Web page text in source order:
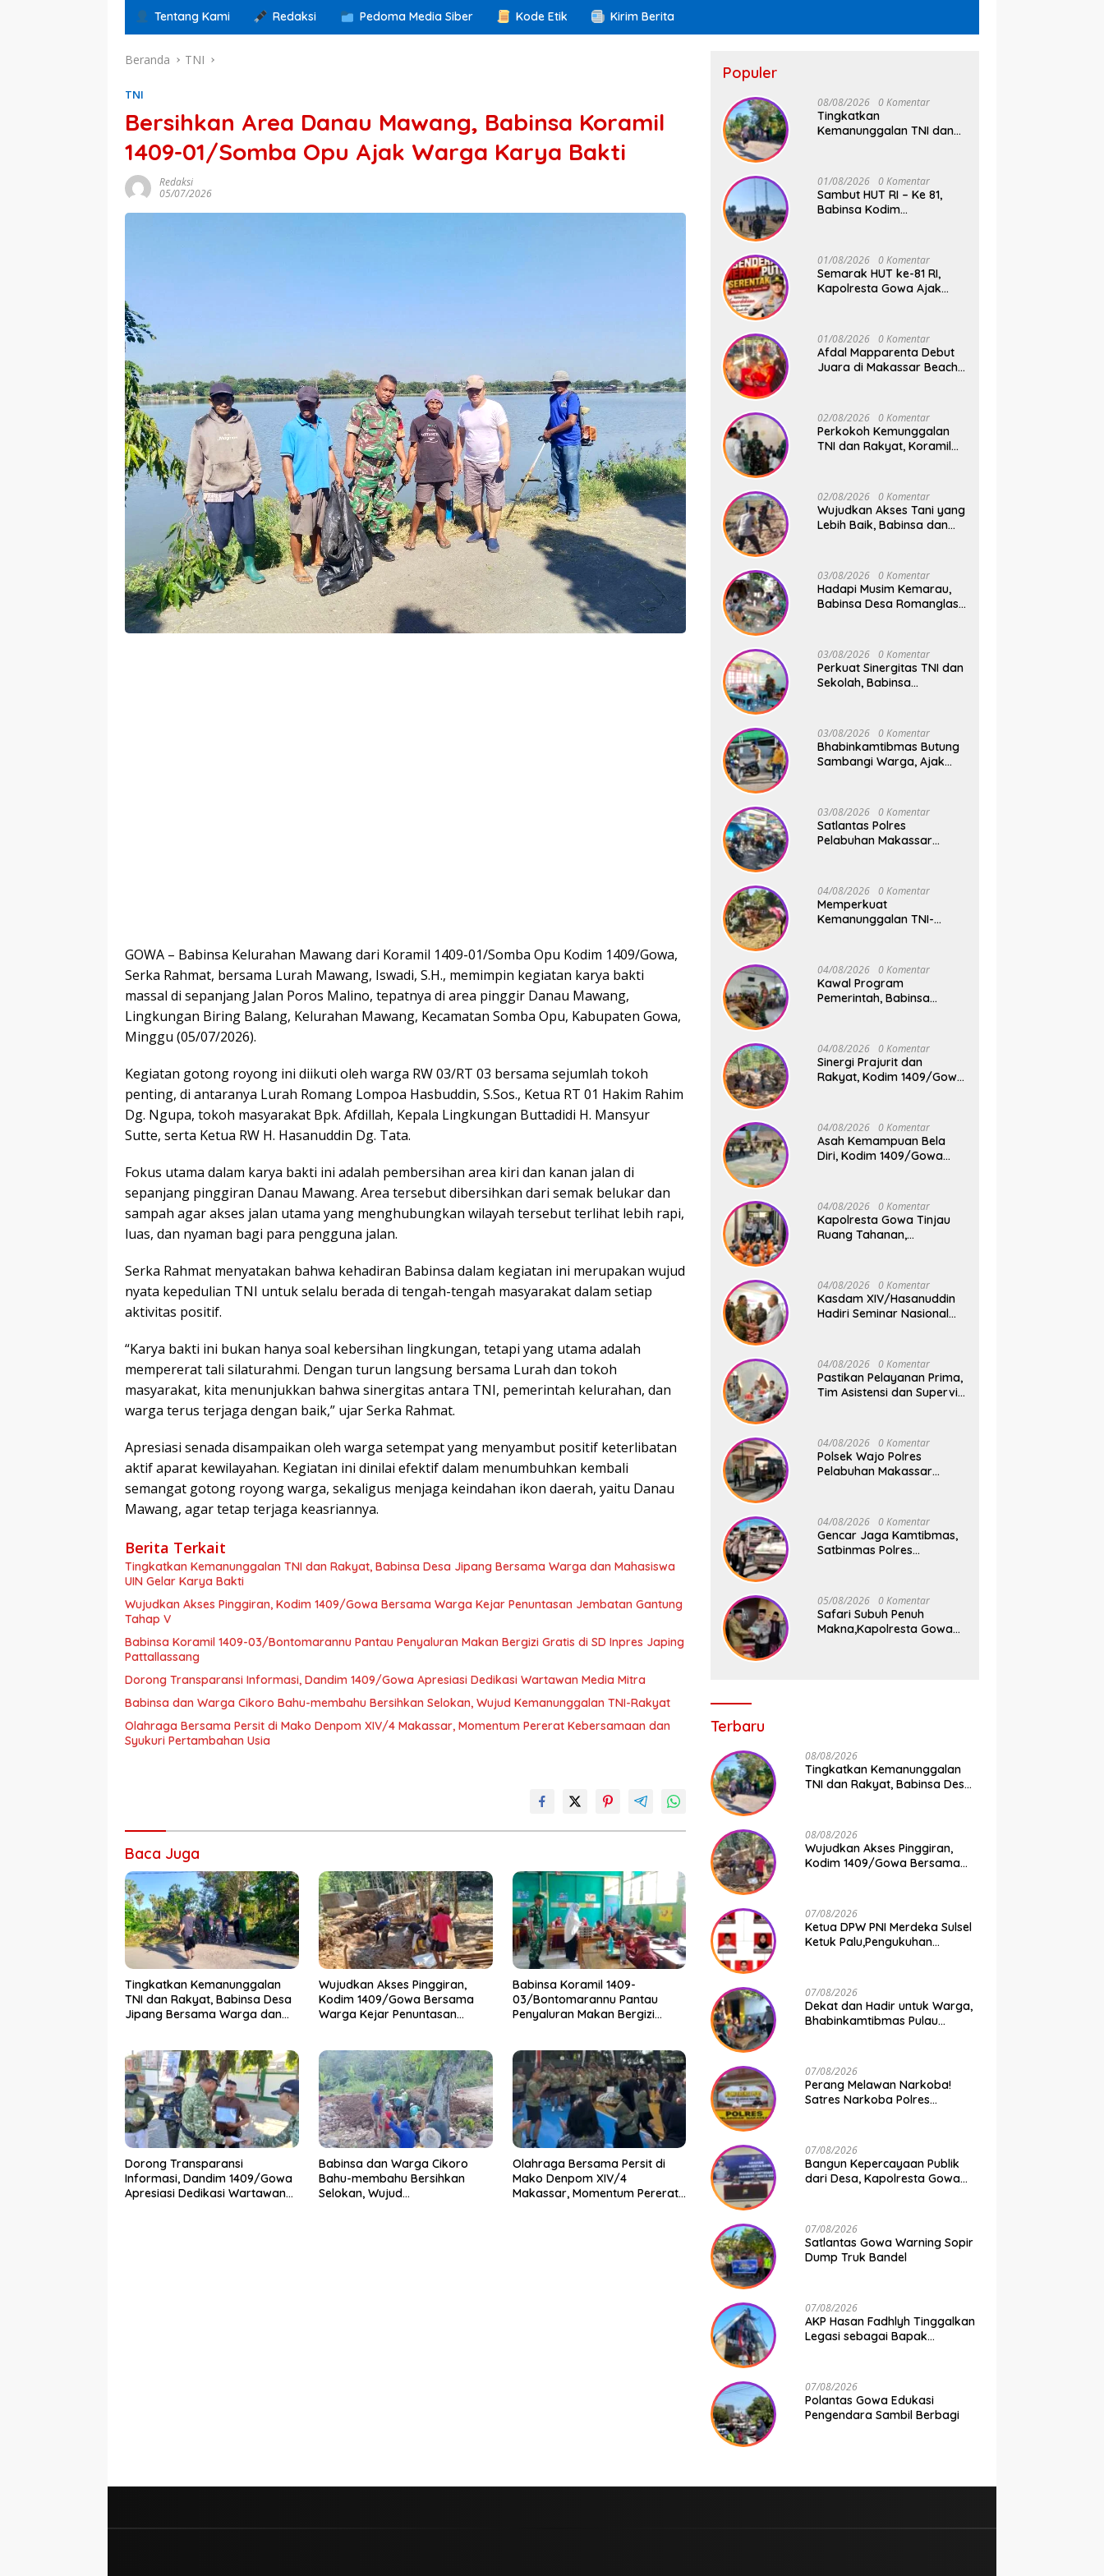
Tentang Kami Redaksi Pedoma Media Siber Kode Etik Kirim Berita
Beranda TNI
TNI
Bersihkan Area Danau Mawang, Babinsa Koramil
1409-01/Somba Opu Ajak Warga Karya Bakti
Redaksi
05/07/2026
GOWA – Babinsa Kelurahan Mawang dari Koramil 1409-01/Somba Opu Kodim 1409/Gowa,
Serka Rahmat, bersama Lurah Mawang, Iswadi, S.H., memimpin kegiatan karya bakti
massal di sepanjang Jalan Poros Malino, tepatnya di area pinggir Danau Mawang,
Lingkungan Biring Balang, Kelurahan Mawang, Kecamatan Somba Opu, Kabupaten Gowa,
Minggu (05/07/2026).
Kegiatan gotong royong ini diikuti oleh warga RW 03/RT 03 bersama sejumlah tokoh
penting, di antaranya Lurah Romang Lompoa Hasbuddin, S.Sos., Ketua RT 01 Hakim Rahim
Dg. Ngupa, tokoh masyarakat Bpk. Afdillah, Kepala Lingkungan Buttadidi H. Mansyur
Sutte, serta Ketua RW H. Hasanuddin Dg. Tata.
Fokus utama dalam karya bakti ini adalah pembersihan area kiri dan kanan jalan di
sepanjang pinggiran Danau Mawang. Area tersebut dibersihkan dari semak belukar dan
sampah agar akses jalan utama yang menghubungkan wilayah tersebut terlihat lebih rapi,
luas, dan nyaman bagi para pengguna jalan.
Serka Rahmat menyatakan bahwa kehadiran Babinsa dalam kegiatan ini merupakan wujud
nyata kepedulian TNI untuk selalu berada di tengah-tengah masyarakat dalam setiap
aktivitas positif.
“Karya bakti ini bukan hanya soal kebersihan lingkungan, tetapi yang utama adalah
mempererat tali silaturahmi. Dengan turun langsung bersama Lurah dan tokoh
masyarakat, kita menunjukkan bahwa sinergitas antara TNI, pemerintah kelurahan, dan
warga terus terjaga dengan baik,” ujar Serka Rahmat.
Apresiasi senada disampaikan oleh warga setempat yang menyambut positif keterlibatan
aktif aparat kewilayahan. Kegiatan ini dinilai efektif dalam menumbuhkan kembali
semangat gotong royong warga, sekaligus menjaga keindahan ikon daerah, yaitu Danau
Mawang, agar tetap terjaga keasriannya.
Berita Terkait
Tingkatkan Kemanunggalan TNI dan Rakyat, Babinsa Desa Jipang Bersama Warga dan Mahasiswa
UIN Gelar Karya Bakti
Wujudkan Akses Pinggiran, Kodim 1409/Gowa Bersama Warga Kejar Penuntasan Jembatan Gantung
Tahap V
Babinsa Koramil 1409-03/Bontomarannu Pantau Penyaluran Makan Bergizi Gratis di SD Inpres Japing
Pattallassang
Dorong Transparansi Informasi, Dandim 1409/Gowa Apresiasi Dedikasi Wartawan Media Mitra
Babinsa dan Warga Cikoro Bahu-membahu Bersihkan Selokan, Wujud Kemanunggalan TNI-Rakyat
Olahraga Bersama Persit di Mako Denpom XIV/4 Makassar, Momentum Pererat Kebersamaan dan
Syukuri Pertambahan Usia
Baca Juga
Tingkatkan Kemanunggalan
TNI dan Rakyat, Babinsa Desa
Jipang Bersama Warga dan
Wujudkan Akses Pinggiran,
Kodim 1409/Gowa Bersama
Warga Kejar Penuntasan
Babinsa Koramil 1409-
03/Bontomarannu Pantau
Penyaluran Makan Bergizi
Dorong Transparansi
Informasi, Dandim 1409/Gowa
Apresiasi Dedikasi Wartawan
Babinsa dan Warga Cikoro
Bahu-membahu Bersihkan
Selokan, Wujud
Olahraga Bersama Persit di
Mako Denpom XIV/4
Makassar, Momentum Pererat
Populer
08/08/2026 0 Komentar
Tingkatkan
Kemanunggalan TNI dan
dan Mahasiswa UIN Gelar
Karya Bakti
01/08/2026 0 Komentar
Sambut HUT RI – Ke 81,
Babinsa Kodim
Kedisiplinan Calon
Paskibraka Kecamatan
Bontonompo
01/08/2026 0 Komentar
Semarak HUT ke-81 RI,
Kapolresta Gowa Ajak
01/08/2026 0 Komentar
Afdal Mapparenta Debut
Juara di Makassar Beach
02/08/2026 0 Komentar
Perkokoh Kemunggalan
TNI dan Rakyat, Koramil
02/08/2026 0 Komentar
Wujudkan Akses Tani yang
Lebih Baik, Babinsa dan
Swadaya
03/08/2026 0 Komentar
Hadapi Musim Kemarau,
Babinsa Desa Romanglasa
Kesehatan
03/08/2026 0 Komentar
Perkuat Sinergitas TNI dan
Sekolah, Babinsa
Center Malakaji
03/08/2026 0 Komentar
Bhabinkamtibmas Butung
Sambangi Warga, Ajak
03/08/2026 0 Komentar
Satlantas Polres
Pelabuhan Makassar
Aman dan Lancar
04/08/2026 0 Komentar
Memperkuat
Kemanunggalan TNI-
Gelar Karya Bakti
Bersama Pemdes Jipang
04/08/2026 0 Komentar
Kawal Program
Pemerintah, Babinsa
Tetebatu Pantau
Penyaluran Makan Bergizi
Gratis di SD Inpres
Biringkaloro
04/08/2026 0 Komentar
Sinergi Prajurit dan
Rakyat, Kodim 1409/Gowa
V di Dua Lokasi Vital
04/08/2026 0 Komentar
Asah Kemampuan Bela
Diri, Kodim 1409/Gowa
Profesionalisme Prajurit
04/08/2026 0 Komentar
Kapolresta Gowa Tinjau
Ruang Tahanan,
04/08/2026 0 Komentar
Kasdam XIV/Hasanuddin
Hadiri Seminar Nasional
Desa
04/08/2026 0 Komentar
Pastikan Pelayanan Prima,
Tim Asistensi dan Supervisi
Samapta dan Command
Center Polresta Gowa
04/08/2026 0 Komentar
Polsek Wajo Polres
Pelabuhan Makassar
Rawan Cegah Kejahatan
04/08/2026 0 Komentar
Gencar Jaga Kamtibmas,
Satbinmas Polres
Pelabuhan Paotere
05/08/2026 0 Komentar
Safari Subuh Penuh
Makna,Kapolresta Gowa
Terbaru
08/08/2026
Tingkatkan Kemanunggalan
TNI dan Rakyat, Babinsa Desa
Bakti
08/08/2026
Wujudkan Akses Pinggiran,
Kodim 1409/Gowa Bersama
07/08/2026
Ketua DPW PNI Merdeka Sulsel
Ketuk Palu,Pengukuhan
07/08/2026
Dekat dan Hadir untuk Warga,
Bhabinkamtibmas Pulau
07/08/2026
Perang Melawan Narkoba!
Satres Narkoba Polres
Ditangkap
07/08/2026
Bangun Kepercayaan Publik
dari Desa, Kapolresta Gowa
Jajaran Polresta Gowa
07/08/2026
Satlantas Gowa Warning Sopir
Dump Truk Bandel
07/08/2026
AKP Hasan Fadhlyh Tinggalkan
Legasi sebagai Bapak
07/08/2026
Polantas Gowa Edukasi
Pengendara Sambil Berbagi